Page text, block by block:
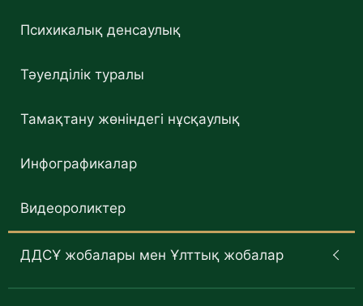
Психикалық денсаулық
Тәуелділік туралы
Тамақтану жөніндегі нұсқаулық
Инфографикалар
Видеороликтер
ДДСҰ жобалары мен Ұлттық жобалар